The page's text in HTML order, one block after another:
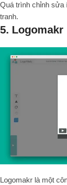
Quá trình chỉnh sửa
tranh.
5. Logomakr
Logomakr là một